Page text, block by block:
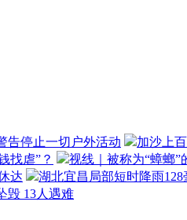
告停止一切户外活动
加沙上
找虐”？
视线｜被称为“蟑螂
达
湖北宜昌局部短时降雨
毁 13人遇难